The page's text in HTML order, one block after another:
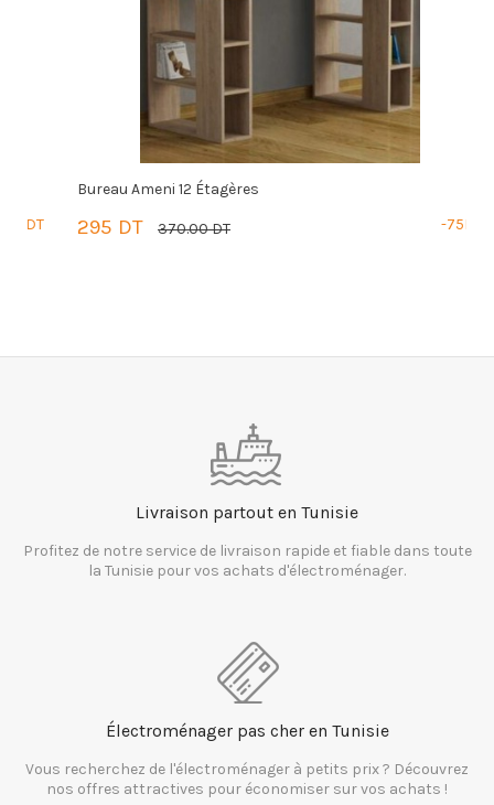
Bureau Ameni 12 Étagères
295 DT 370.00 DT -75DT
PANIER
Livraison partout en Tunisie
Profitez de notre service de livraison rapide et fiable dans toute
la Tunisie pour vos achats d'électroménager.
Électroménager pas cher en Tunisie
Vous recherchez de l'électroménager à petits prix ? Découvrez
nos offres attractives pour économiser sur vos achats !